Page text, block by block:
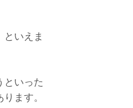
いえま
といった
ます。